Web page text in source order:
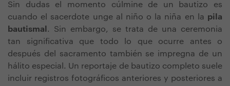
Sin dudas el momento cúlmine de un bautizo es
cuando el sacerdote unge al niño o la niña en la pila
bautismal . Sin embargo, se trata de una ceremonia
tan significativa que todo lo que ocurre antes o
después del sacramento también se impregna de un
hálito especial. Un reportaje de bautizo completo suele
incluir registros fotográficos anteriores y posteriores a